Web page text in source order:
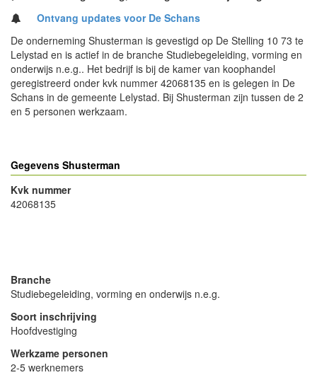
Ontvang updates voor De Schans
De onderneming Shusterman is gevestigd op De Stelling 10 73 te
Lelystad en is actief in de branche Studiebegeleiding, vorming en
onderwijs n.e.g.. Het bedrijf is bij de kamer van koophandel
geregistreerd onder kvk nummer 42068135 en is gelegen in De
Schans in de gemeente Lelystad. Bij Shusterman zijn tussen de 2
en 5 personen werkzaam.
Gegevens Shusterman
Kvk nummer
42068135
Branche
Studiebegeleiding, vorming en onderwijs n.e.g.
Soort inschrijving
Hoofdvestiging
Werkzame personen
2-5 werknemers